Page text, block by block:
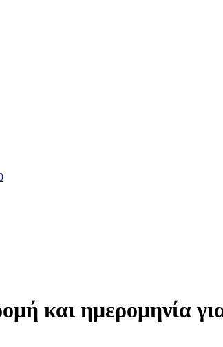
και ημερομηνία